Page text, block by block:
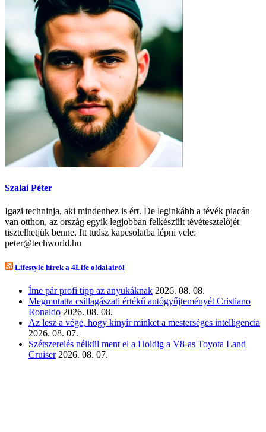
Szalai Péter
Igazi techninja, aki mindenhez is ért. De leginkább a tévék piacán
van otthon, az ország egyik legjobban felkészült tévétesztelőjét
tisztelhetjük benne. Itt tudsz kapcsolatba lépni vele:
peter@techworld.hu
Lifestyle hírek a 4Life oldalairól
Íme pár profi tipp az anyukáknak 2026. 08. 08.
Megmutatta csillagászati értékű autógyűjteményét Cristiano
Ronaldo 2026. 08. 08.
Az lesz a vége, hogy kinyír minket a mesterséges intelligencia
2026. 08. 07.
Szétszerelés nélkül ment el a Holdig a V8-as Toyota Land
Cruiser 2026. 08. 07.